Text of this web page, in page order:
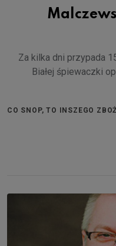
Za kilka dni przypada
Białej śpiewaczki
CO SNOP, TO INSZEGO